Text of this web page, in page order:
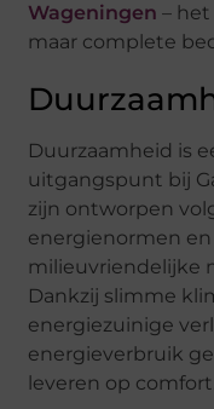
Wageningen –
maar complete
Duurzaamheid is
uitgangspunt bij
zijn ontworpen
energienormen
milieuvriendelijke
Dankzij slimme
energiezuinige
energieverbruik
leveren op comfort.